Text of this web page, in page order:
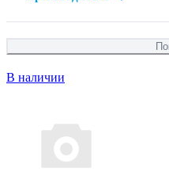
В наличии